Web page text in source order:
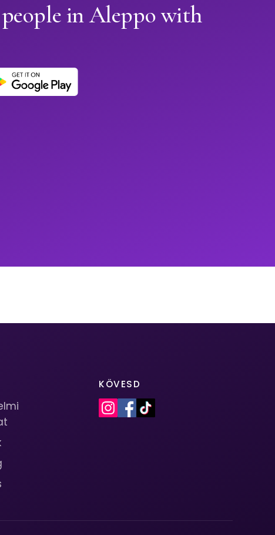
in Aleppo with
KÖVESD